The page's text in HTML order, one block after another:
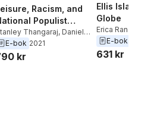
Racism, and
Populist
Thangaraj, Daniel
, Erica Rand
E-bok 2021
kr
Ellis Island
Globe
Erica Rand
E-bok
631 kr